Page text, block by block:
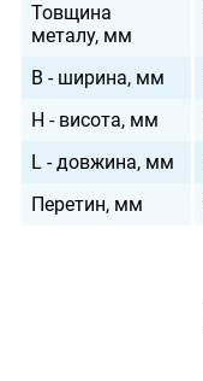
Товщина
металу, мм
B - ширина, мм
H - висота, мм
L - довжина, мм
Перетин, мм